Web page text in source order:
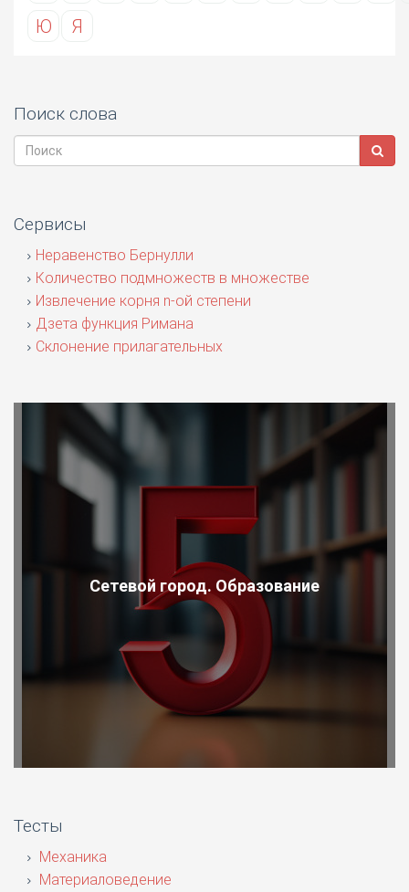
Ю
Я
Поиск слова
Сервисы
Неравенство Бернулли
Количество подмножеств в множестве
Извлечение корня n-ой степени
Дзета функция Римана
Склонение прилагательных
Сетевой город. Образование
Тесты
Механика
Материаловедение